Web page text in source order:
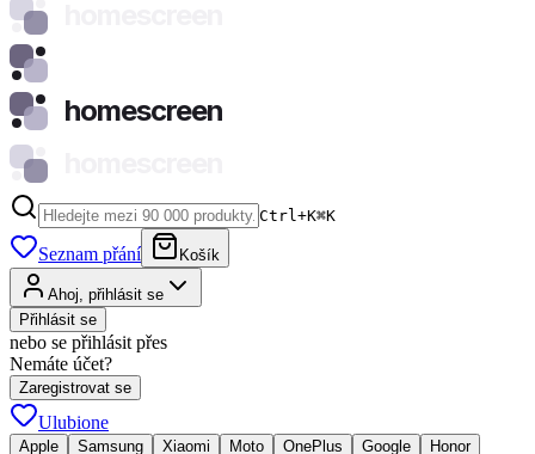
homescreen
Ctrl+K⌘K
Seznam přání Košík
Ahoj, přihlásit se
Přihlásit se
nebo se přihlásit přes
Nemáte účet?
Zaregistrovat se
Ulubione
Apple Samsung Xiaomi Moto OnePlus Google
Honor